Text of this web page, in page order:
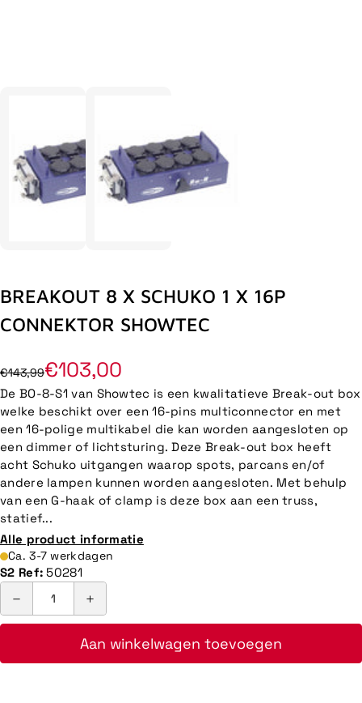
BREAKOUT 8 X SCHUKO 1 X 16P
CONNEKTOR SHOWTEC
€143,99€103,00
De BO-8-S1 van Showtec is een kwalitatieve Break-out box
welke beschikt over een 16-pins multiconnector en met
een 16-polige multikabel die kan worden aangesloten op
een dimmer of lichtsturing. Deze Break-out box heeft
acht Schuko uitgangen waarop spots, parcans en/of
andere lampen kunnen worden aangesloten. Met behulp
van een G-haak of clamp is deze box aan een truss,
statief...
Alle product informatie
Ca. 3-7 werkdagen
S2 Ref: 50281
Aan winkelwagen toevoegen